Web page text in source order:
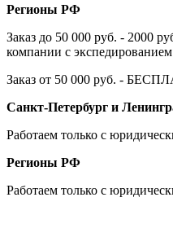
Регионы РФ
Заказ до 50 000 руб. - 2000
компании с экспедированием
Заказ от 50 000 руб. -
Санкт-Петербург и
Работаем только с
Регионы РФ
Работаем только с